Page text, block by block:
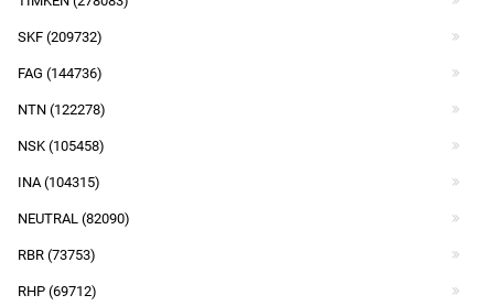
SKF (209732)
FAG (144736)
NTN (122278)
NSK (105458)
INA (104315)
NEUTRAL (82090)
RBR (73753)
RHP (69712)